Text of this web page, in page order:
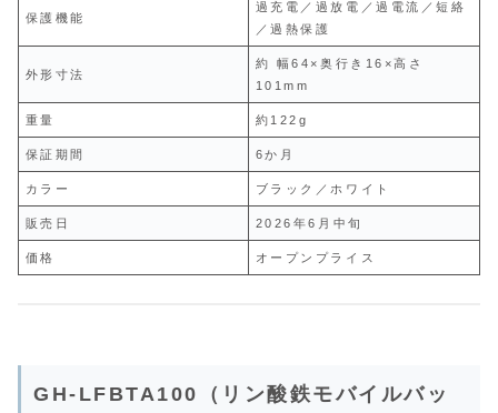
保護機能
過充電／過放電／過電流／短絡
／過熱保護
外形寸法
約 幅64×奥行き16×高さ
101mm
重量 約122g
保証期間 6か月
カラー ブラック／ホワイト
販売日 2026年6月中旬
価格 オープンプライス
GH-LFBTA100（リン酸鉄モバイルバッ